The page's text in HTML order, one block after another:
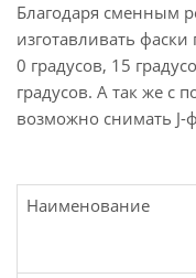
Благодаря сменным
изготавливать фаски
0 градусов, 15
градусов. А так же с
возможно снимать J-
Наименование